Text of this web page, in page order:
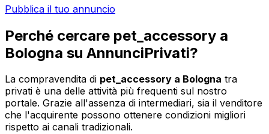
Pubblica il tuo annuncio
Perché cercare pet_accessory a
Bologna su AnnunciPrivati?
La compravendita di pet_accessory a Bologna tra
privati è una delle attività più frequenti sul nostro
portale. Grazie all'assenza di intermediari, sia il venditore
che l'acquirente possono ottenere condizioni migliori
rispetto ai canali tradizionali.